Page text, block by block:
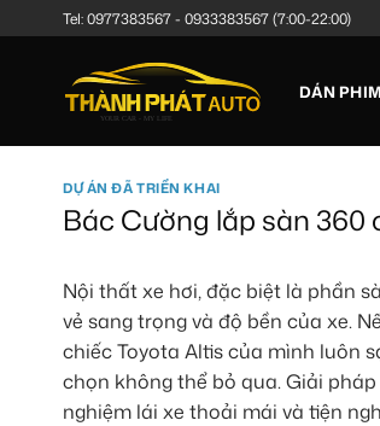
qua
Tel:0977383567- 0933383567(7:00-22:00)
DÁN
DỰ ÁN ĐÃ TRIỂN KHAI
Bác Cường lắp sàn 360
Nội thất xe hơi, đặc biệt là phần
vẻ sang trọng và độ bền của xe.
chiếc Toyota Altis của mình luôn
chọn không thể bỏ qua. Giải
nghiệm lái xe thoải mái và tiện